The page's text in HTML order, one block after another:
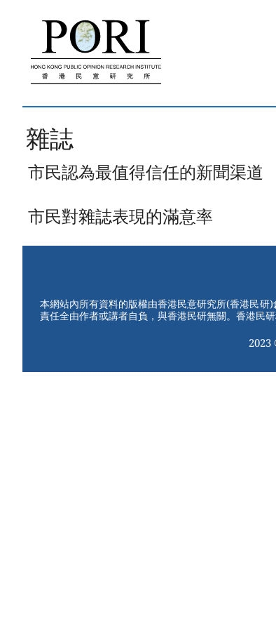
雜誌
市民認為最值得信任的新聞渠道
市民對雜誌表現的滿意率
本網站內所有資料的版權由香港民意研究所(香港民研
責任全由作者或講者自負，與香港民研無關。香港民